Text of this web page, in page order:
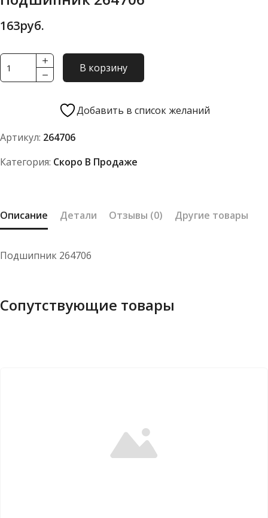
163руб.
Количество
товара
В корзину
Добавить в список желаний
Артикул: 264706
Категория: Скоро В Продаже
Описание Детали Отзывы (0) Другие товары
Подшипник 264706
Сопутствующие товары